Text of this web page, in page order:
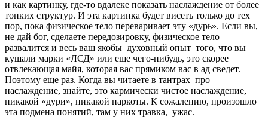
и как картинку, где-то вдалеке показать наслаждение от более
тонких структур. И эта картинка будет висеть только до тех
пор, пока физическое тело переваривает эту «дурь». Если вы,
не дай бог, сделаете передозировку, физическое тело
развалится и весь ваш якобы духовный опыт того, что вы
кушали марки «ЛСД» или еще чего-нибудь, это скорее
отвлекающая майя, которая вас прямиком вас в ад сведет.
Поэтому еще раз. Когда вы читаете в тантрах про
наслаждение, знайте, это кармически чистое наслаждение,
никакой «дури», никакой наркоты. К сожалению, произошло
эта подмена понятий, там у них травка, ужас.